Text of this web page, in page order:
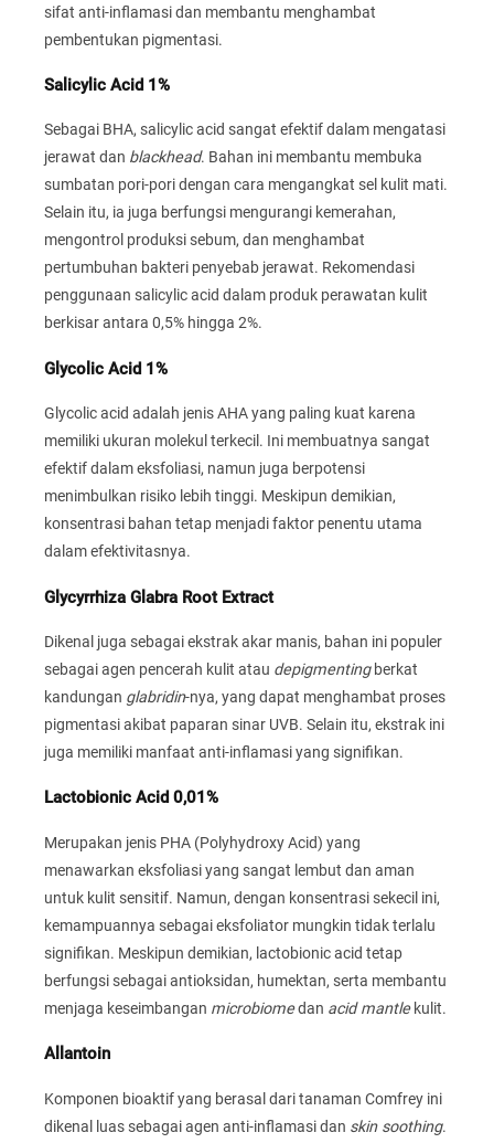
sifat anti-inflamasi dan membantu menghambat
pembentukan pigmentasi.
Salicylic Acid 1%
Sebagai BHA, salicylic acid sangat efektif dalam mengatasi
jerawat dan blackhead. Bahan ini membantu membuka
sumbatan pori-pori dengan cara mengangkat sel kulit mati.
Selain itu, ia juga berfungsi mengurangi kemerahan,
mengontrol produksi sebum, dan menghambat
pertumbuhan bakteri penyebab jerawat. Rekomendasi
penggunaan salicylic acid dalam produk perawatan kulit
berkisar antara 0,5% hingga 2%.
Glycolic Acid 1%
Glycolic acid adalah jenis AHA yang paling kuat karena
memiliki ukuran molekul terkecil. Ini membuatnya sangat
efektif dalam eksfoliasi, namun juga berpotensi
menimbulkan risiko lebih tinggi. Meskipun demikian,
konsentrasi bahan tetap menjadi faktor penentu utama
dalam efektivitasnya.
Glycyrrhiza Glabra Root Extract
Dikenal juga sebagai ekstrak akar manis, bahan ini populer
sebagai agen pencerah kulit atau depigmentingberkat
kandungan glabridin-nya, yang dapat menghambat proses
pigmentasi akibat paparan sinar UVB. Selain itu, ekstrak ini
juga memiliki manfaat anti-inflamasi yang signifikan.
Lactobionic Acid 0,01%
Merupakan jenis PHA (Polyhydroxy Acid) yang
menawarkan eksfoliasi yang sangat lembut dan aman
untuk kulit sensitif. Namun, dengan konsentrasi sekecil ini,
kemampuannya sebagai eksfoliator mungkin tidak terlalu
signifikan. Meskipun demikian, lactobionic acid tetap
berfungsi sebagai antioksidan, humektan, serta membantu
menjaga keseimbangan microbiomedan acid mantlekulit.
Allantoin
Komponen bioaktif yang berasal dari tanaman Comfrey ini
dikenal luas sebagai agen anti-inflamasi dan skin soothing.